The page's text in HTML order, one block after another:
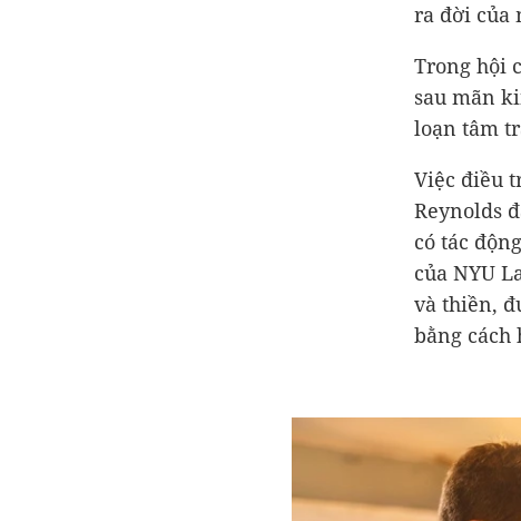
ra đời của
Trong hội
sau mãn
loạn tâm
Việc điều
Reynolds
có tác
của NYU
và thiền,
bằng cách